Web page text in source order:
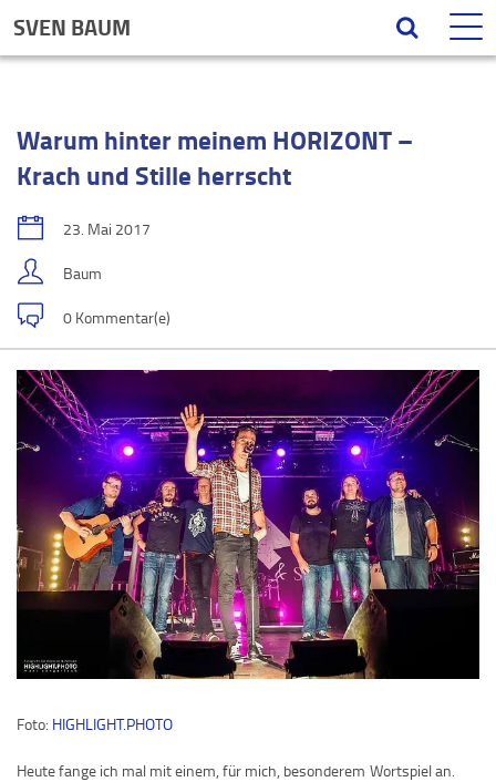
SVEN BAUM
Warum hinter meinem HORIZONT –
Krach und Stille herrscht
23. Mai 2017
Baum
0 Kommentar(e)
Foto: HIGHLIGHT.PHOTO
Heute fange ich mal mit einem, für mich, besonderem Wortspiel an.